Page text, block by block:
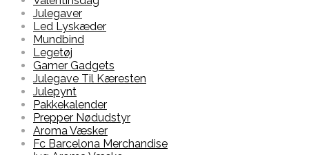
Julegaver
Led Lyskæder
Mundbind
Legetøj
Gamer Gadgets
Julegave Til Kæresten
Julepynt
Pakkekalender
Prepper Nødudstyr
Aroma Væsker
Fc Barcelona Merchandise